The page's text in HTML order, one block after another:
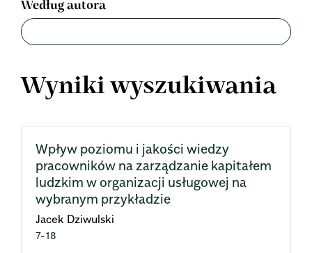
Według autora
Wyniki wyszukiwania
Wpływ poziomu i jakości wiedzy
pracowników na zarządzanie kapitałem
ludzkim w organizacji usługowej na
wybranym przykładzie
Jacek Dziwulski
7-18